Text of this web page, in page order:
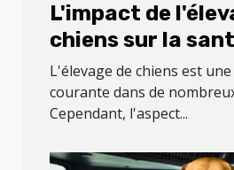
L'impact de
chiens sur la
: le cas de la
Carons
L'élevage de chiens est
courante dans de
Cependant, l'aspect...